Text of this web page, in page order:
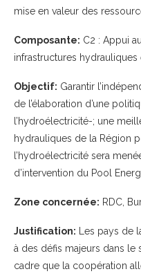
mise en valeur des
Composante: C2 : Appui
infrastructures hydrauliques
Objectif: Garantir
de l’élaboration d’une
l’hydroélectricité-; une
hydrauliques de la Région
l’hydroélectricité sera
d’intervention du Pool
Zone concernée: RDC,
Justification: Les pays de
à des défis majeurs dans le
cadre que la coopération